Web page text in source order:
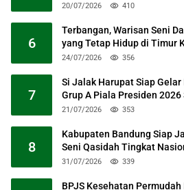
20/07/2026 410
6
Terbangan, Warisan Seni
yang Tetap Hidup di Timur
24/07/2026 356
7
Si Jalak Harupat Siap
Grup A Piala Presiden
21/07/2026 353
8
Kabupaten Bandung Siap
Seni Qasidah Tingkat
31/07/2026 339
BPJS Kesehatan